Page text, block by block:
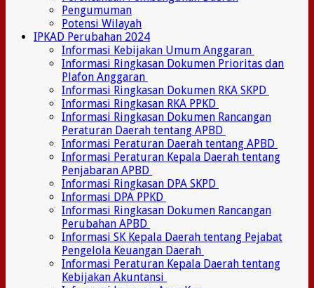
Pengumuman
Potensi Wilayah
IPKAD Perubahan 2024
Informasi Kebijakan Umum Anggaran
Informasi Ringkasan Dokumen Prioritas dan
Plafon Anggaran
Informasi Ringkasan Dokumen RKA SKPD
Informasi Ringkasan RKA PPKD
Informasi Ringkasan Dokumen Rancangan
Peraturan Daerah tentang APBD
Informasi Peraturan Daerah tentang APBD
Informasi Peraturan Kepala Daerah tentang
Penjabaran APBD
Informasi Ringkasan DPA SKPD
Informasi DPA PPKD
Informasi Ringkasan Dokumen Rancangan
Perubahan APBD
Informasi SK Kepala Daerah tentang Pejabat
Pengelola Keuangan Daerah
Informasi Peraturan Kepala Daerah tentang
Kebijakan Akuntansi